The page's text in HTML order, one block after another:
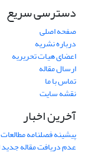
دسترسی سریع
صفحه اصلی
درباره نشریه
اعضای هیات تحریریه
ارسال مقاله
تماس با ما
نقشه سایت
آخرین اخبار
پیشینه فصلنامه
عدم دریافت مقاله